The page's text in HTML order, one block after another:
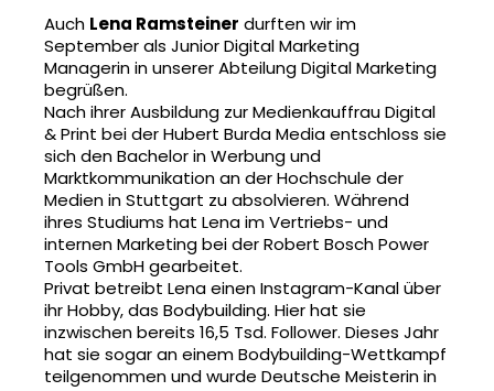
Auch Lena Ramsteiner durften wir im
September als Junior Digital Marketing
Managerin in unserer Abteilung Digital Marketing
begrüßen.
Nach ihrer Ausbildung zur Medienkauffrau Digital
& Print bei der Hubert Burda Media entschloss sie
sich den Bachelor in Werbung und
Marktkommunikation an der Hochschule der
Medien in Stuttgart zu absolvieren. Während
ihres Studiums hat Lena im Vertriebs- und
internen Marketing bei der Robert Bosch Power
Tools GmbH gearbeitet.
Privat betreibt Lena einen Instagram-Kanal über
ihr Hobby, das Bodybuilding. Hier hat sie
inzwischen bereits 16,5 Tsd. Follower. Dieses Jahr
hat sie sogar an einem Bodybuilding-Wettkampf
teilgenommen und wurde Deutsche Meisterin in